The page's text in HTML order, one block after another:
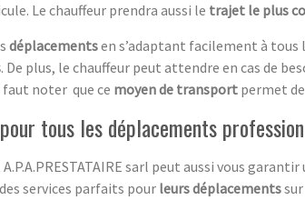
Le chauffeur prendra aussi le trajet le plus
déplacementsen s’adaptant facilement à tous
. De plus, le chauffeur peut attendre en cas de
faut noter que ce moyen de transport permet de
tous les déplacements
A.P.A.PRESTATAIRE sarl peut aussi vous
services parfaits pour leurs déplacementssur